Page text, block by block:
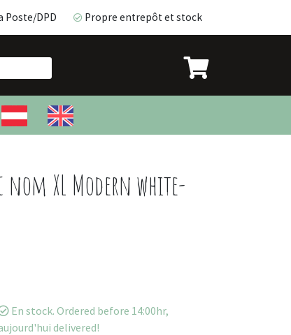
Poste/DPD Propre entrepôt et stock
DPD
XL Modern white-
En stock. Ordered before 14:00hr,
delivered!